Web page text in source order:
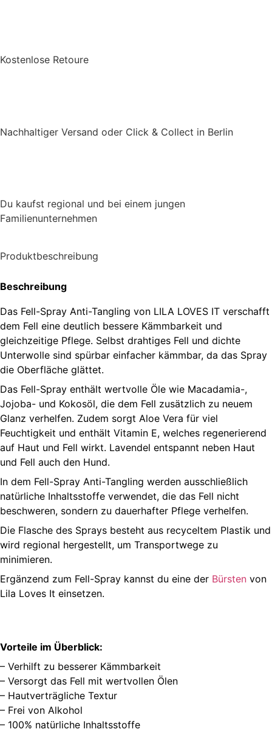
Kostenlose Retoure
Nachhaltiger Versand oder Click & Collect in Berlin
Du kaufst regional und bei einem jungen
Familienunternehmen
Produktbeschreibung
Beschreibung
Das Fell-Spray Anti-Tangling von LILA LOVES IT verschafft
dem Fell eine deutlich bessere Kämmbarkeit und
gleichzeitige Pflege. Selbst drahtiges Fell und dichte
Unterwolle sind spürbar einfacher kämmbar, da das Spray
die Oberfläche glättet.
Das Fell-Spray enthält wertvolle Öle wie Macadamia-,
Jojoba- und Kokosöl, die dem Fell zusätzlich zu neuem
Glanz verhelfen. Zudem sorgt Aloe Vera für viel
Feuchtigkeit und enthält Vitamin E, welches regenerierend
auf Haut und Fell wirkt. Lavendel entspannt neben Haut
und Fell auch den Hund.
In dem Fell-Spray Anti-Tangling werden ausschließlich
natürliche Inhaltsstoffe verwendet, die das Fell nicht
beschweren, sondern zu dauerhafter Pflege verhelfen.
Die Flasche des Sprays besteht aus recyceltem Plastik und
wird regional hergestellt, um Transportwege zu
minimieren.
Ergänzend zum Fell-Spray kannst du eine der Bürsten von
Lila Loves It einsetzen.
Vorteile im Überblick:
– Verhilft zu besserer Kämmbarkeit
– Versorgt das Fell mit wertvollen Ölen
– Hautverträgliche Textur
– Frei von Alkohol
– 100% natürliche Inhaltsstoffe